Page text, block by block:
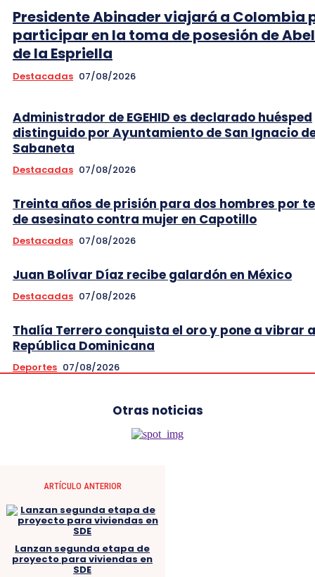
Presidente Abinader viajará a Colombia
participar en la toma de posesión de
de la Espriella
Destacadas 07/08/2026
Administrador de EGEHID es declarado huésped
distinguido por Ayuntamiento de San Ignacio
Sabaneta
Destacadas 07/08/2026
Treinta años de prisión para dos hombres por
de asesinato contra mujer en Capotillo
Destacadas 07/08/2026
Juan Bolívar Díaz recibe galardón en México
Destacadas 07/08/2026
Thalía Terrero conquista el oro y pone a vibrar a
República Dominicana
Deportes 07/08/2026
Otras noticias
ARTÍCULO ANTERIOR
Lanzan segunda etapa de
proyecto para viviendas en
SDE